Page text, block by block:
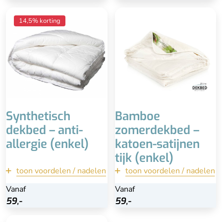
14,5% korting
Synthetisch
dekbed – anti-
allergie (enkel)
toon voordelen / nadelen
Vanaf
59,-
Anti-allergie & hygiënisch
Wasbaar tot 90°
Heerlijk comfortabel
Makkelijk te onderhouden
Minder luxe uitstraling
terug
Bekijk
Bamboe
zomerdekbed –
katoen-satijnen
tijk (enkel)
toon voordelen / nadelen
Vanaf
59,-
Zacht en soepel
Wasbaar tot 40° graden
Luchtig en
vochtregulerend
Beperkte isolatie tijdens
lagere temperaturen, niet
terug
Bekijk